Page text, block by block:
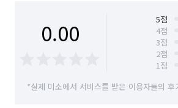
0.00 5점
4점
3점
2점
1점
*실제 미소에서 서비스를 받은 이용자들의 후